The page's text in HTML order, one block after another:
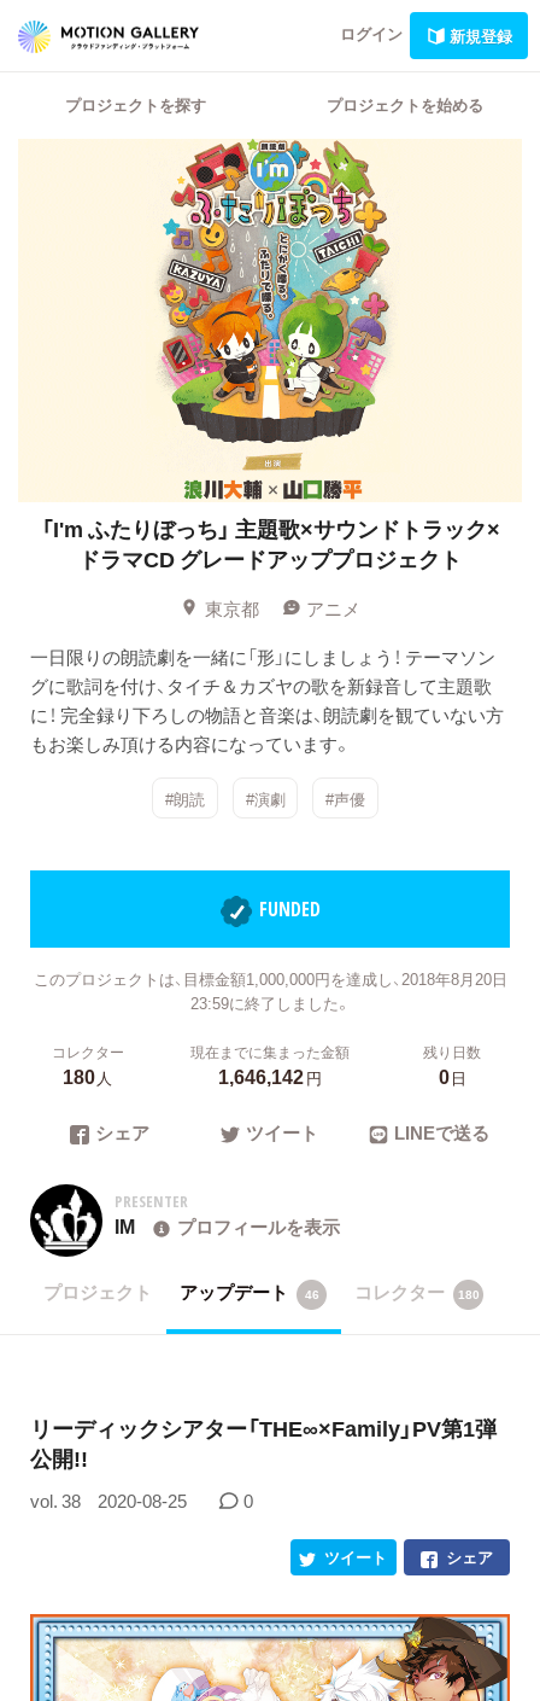
ログイン 新規登録
プロジェクトを探す プロジェクトを始める
「I'm ふたりぼっち」 主題歌×サウンドトラック×
ドラマCD グレードアッププロジェクト
東京都
アニメ
一日限りの朗読劇を一緒に「形」にしましょう！ テーマソン
グに歌詞を付け、タイチ＆カズヤの歌を新録音して主題歌
に！ 完全録り下ろしの物語と音楽は、朗読劇を観ていない方
もお楽しみ頂ける内容になっています。
#朗読 #演劇 #声優
FUNDED
このプロジェクトは、目標金額1,000,000円を達成し、2018年8月20日
23:59に終了しました。
コレクター
180人
現在までに集まった金額
1,646,142円
残り日数
0日
シェア ツイート LINEで送る
PRESENTER
IM プロフィールを表示
プロジェクト アップデート 46 コレクター 180
リーディックシアター「THE∞×Family」PV第1弾
公開!!
vol. 38 2020-08-25 0
シェア
ツイート